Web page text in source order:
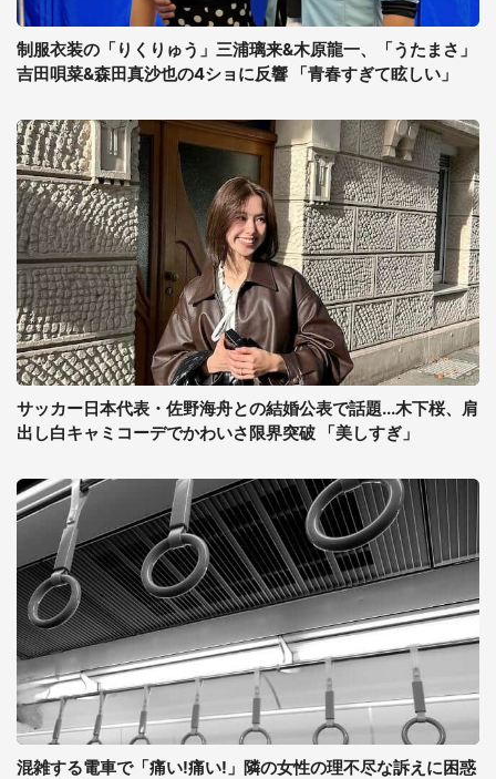
制服衣装の「りくりゅう」三浦璃来&木原龍一、「うたまさ」
吉田唄菜&森田真沙也の4ショに反響 「青春すぎて眩しい」
サッカー日本代表・佐野海舟との結婚公表で話題...木下桜、肩
出し白キャミコーデでかわいさ限界突破 「美しすぎ」
混雑する電車で「痛い!痛い!」隣の女性の理不尽な訴えに困惑